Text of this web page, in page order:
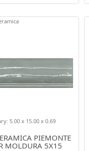
PIEMONTE
MOLDURA 5X15
5.00 x 15.00 x 0.69